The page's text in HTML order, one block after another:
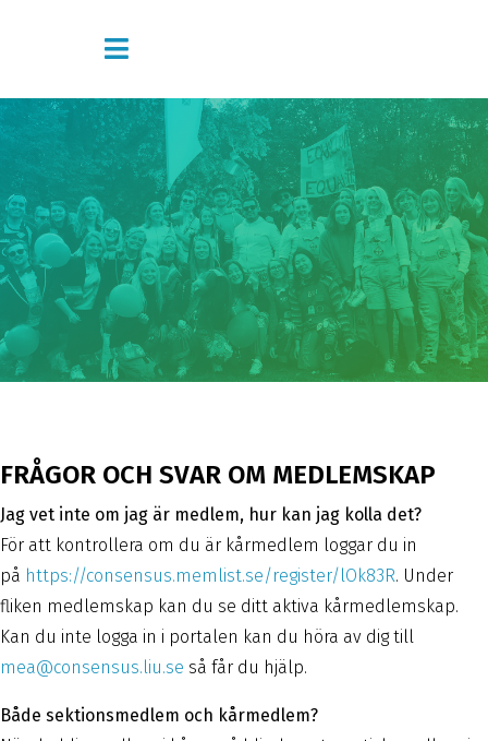
FRÅGOR OCH SVAR OM MEDLEMSKAP
Jag vet inte om jag är medlem, hur kan jag kolla det?
För att kontrollera om du är kårmedlem loggar du in
på https://consensus.memlist.se/register/lOk83R. Under
fliken medlemskap kan du se ditt aktiva kårmedlemskap.
Kan du inte logga in i portalen kan du höra av dig till
mea@consensus.liu.se så får du hjälp.
Både sektionsmedlem och kårmedlem?